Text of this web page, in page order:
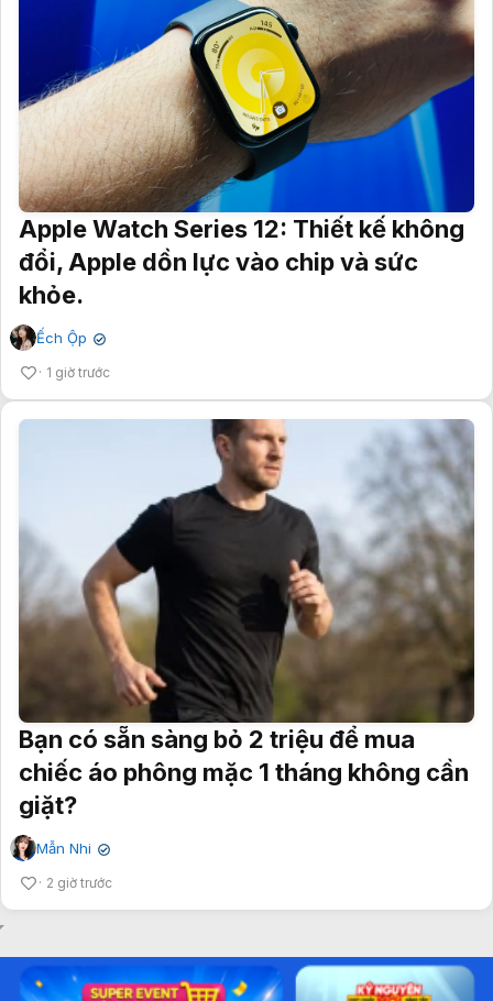
Apple Watch Series 12: Thiết kế không
đổi, Apple dồn lực vào chip và sức
khỏe.
Ếch Ộp ✔
1 giờ trước
Bạn có sẵn sàng bỏ 2 triệu để mua
chiếc áo phông mặc 1 tháng không cần
giặt?
Mẫn Nhi ✔
2 giờ trước